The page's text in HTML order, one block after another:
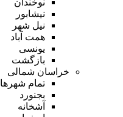
نیشابور
نیل شهر
همت آباد
یونسی
بازگشت
خراسان شمالی
تمام شهر‌ها
بجنورد
آشخانه